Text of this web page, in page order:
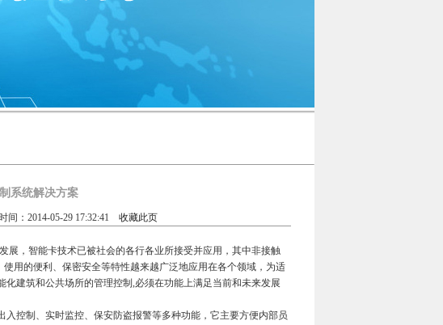
系统解决方案
：2014-05-29 17:32:41 收藏此页
，智能卡技术已被社会的各行各业所接受并应用，其中非接触
用的便利、保密安全等特性越来越广泛地应用在各个领域，为适
建筑和公共场所的管理控制,必须在功能上满足当前和未来发展
控制、实时监控、保安防盗报警等多种功能，它主要方便内部员